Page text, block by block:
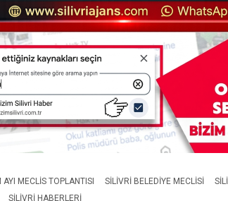
AYI MECLIS TOPLANTISI SILIVRI BELEDIYE MECLISI
SILIVRI HABERLERI